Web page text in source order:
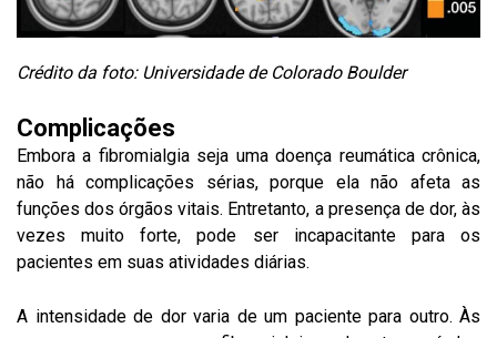
Crédito da foto: Universidade de Colorado Boulder
Complicações
Embora a fibromialgia seja uma doença reumática crônica,
não há complicações sérias, porque ela não afeta as
funções dos órgãos vitais. Entretanto, a presença de dor, às
vezes muito forte, pode ser incapacitante para os
pacientes em suas atividades diárias.
A intensidade de dor varia de um paciente para outro. Às